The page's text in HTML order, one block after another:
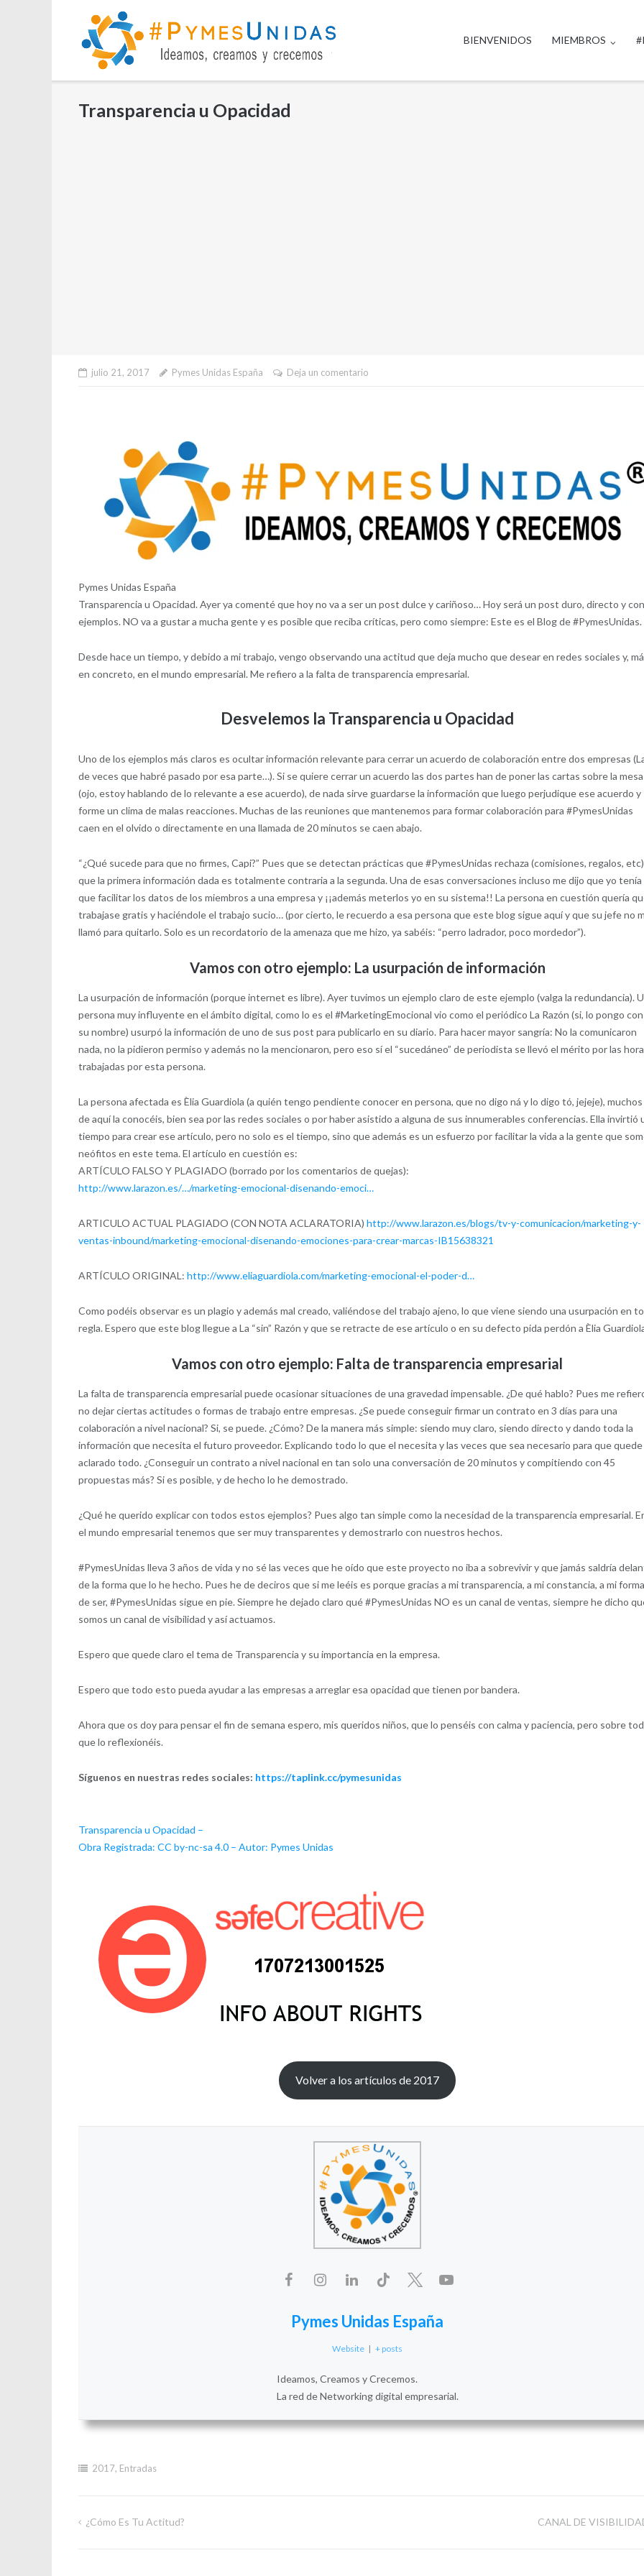
contenido
BIENVENIDOS MIEMBROS
Transparencia u Opacidad
julio 21, 2017 Pymes Unidas España Deja un comentario
Pymes Unidas España
Transparencia u Opacidad. Ayer ya comenté que hoy no va a ser un post dulce y cariñoso… Hoy será un post duro, directo y
ejemplos. NO va a gustar a mucha gente y es posible que reciba críticas, pero como siempre: Este es el Blog de #PymesUnidas.
Desde hace un tiempo, y debido a mi trabajo, vengo observando una actitud que deja mucho que desear en redes sociales y,
en concreto, en el mundo empresarial. Me refiero a la falta de transparencia empresarial.
Desvelemos la Transparencia u Opacidad
Uno de los ejemplos más claros es ocultar información relevante para cerrar un acuerdo de colaboración entre dos empresas
de veces que habré pasado por esa parte…). Si se quiere cerrar un acuerdo las dos partes han de poner las cartas sobre la mesa
(ojo, estoy hablando de lo relevante a ese acuerdo), de nada sirve guardarse la información que luego perjudique ese acuerdo y
forme un clima de malas reacciones. Muchas de las reuniones que mantenemos para formar colaboración para #PymesUnidas
caen en el olvido o directamente en una llamada de 20 minutos se caen abajo.
“¿Qué sucede para que no firmes, Capi?” Pues que se detectan prácticas que #PymesUnidas rechaza (comisiones, regalos,
que la primera información dada es totalmente contraria a la segunda. Una de esas conversaciones incluso me dijo que yo tenía
que facilitar los datos de los miembros a una empresa y ¡¡además meterlos yo en su sistema!! La persona en cuestión quería
trabajase gratis y haciéndole el trabajo sucio… (por cierto, le recuerdo a esa persona que este blog sigue aquí y que su jefe no
llamó para quitarlo. Solo es un recordatorio de la amenaza que me hizo, ya sabéis: “perro ladrador, poco mordedor”).
Vamos con otro ejemplo: La usurpación de información
La usurpación de información (porque internet es libre). Ayer tuvimos un ejemplo claro de este ejemplo (valga la redundancia).
persona muy influyente en el ámbito digital, como lo es el #MarketingEmocional vio como el periódico La Razón (si, lo pongo con
su nombre) usurpó la información de uno de sus post para publicarlo en su diario. Para hacer mayor sangría: No la comunicaron
nada, no la pidieron permiso y además no la mencionaron, pero eso sí el “sucedáneo” de periodista se llevó el mérito por las
trabajadas por esta persona.
La persona afectada es Èlia Guardiola (a quién tengo pendiente conocer en persona, que no digo ná y lo digo tó, jejeje), muchos
de aquí la conocéis, bien sea por las redes sociales o por haber asistido a alguna de sus innumerables conferencias. Ella invirtió
tiempo para crear ese artículo, pero no solo es el tiempo, sino que además es un esfuerzo por facilitar la vida a la gente que
neófitos en este tema. El artículo en cuestión es:
ARTÍCULO FALSO Y PLAGIADO (borrado por los comentarios de quejas):
http://www.larazon.es/…/marketing-emocional-disenando-emoci…
ARTICULO ACTUAL PLAGIADO (CON NOTA ACLARATORIA)http://www.larazon.es/blogs/tv-y-comunicacion/marketing-y-
ventas-inbound/marketing-emocional-disenando-emociones-para-crear-marcas-IB15638321
ARTÍCULO ORIGINAL:http://www.eliaguardiola.com/marketing-emocional-el-poder-d…
Como podéis observar es un plagio y además mal creado, valiéndose del trabajo ajeno, lo que viene siendo una usurpación en
regla. Espero que este blog llegue a La “sin” Razón y que se retracte de ese artículo o en su defecto pida perdón a Èlia
Vamos con otro ejemplo: Falta de transparencia empresarial
La falta de transparencia empresarial puede ocasionar situaciones de una gravedad impensable. ¿De qué hablo? Pues me
no dejar ciertas actitudes o formas de trabajo entre empresas. ¿Se puede conseguir firmar un contrato en 3 días para una
colaboración a nivel nacional? Si, se puede. ¿Cómo? De la manera más simple: siendo muy claro, siendo directo y dando toda la
información que necesita el futuro proveedor. Explicando todo lo que el necesita y las veces que sea necesario para que quede
aclarado todo. ¿Conseguir un contrato a nivel nacional en tan solo una conversación de 20 minutos y compitiendo con 45
propuestas más? Si es posible, y de hecho lo he demostrado.
¿Qué he querido explicar con todos estos ejemplos? Pues algo tan simple como la necesidad de la transparencia empresarial.
el mundo empresarial tenemos que ser muy transparentes y demostrarlo con nuestros hechos.
#PymesUnidas lleva 3 años de vida y no sé las veces que he oído que este proyecto no iba a sobrevivir y que jamás saldría
de la forma que lo he hecho. Pues he de deciros que si me leéis es porque gracias a mi transparencia, a mi constancia, a mi
de ser, #PymesUnidas sigue en pie. Siempre he dejado claro qué #PymesUnidas NO es un canal de ventas, siempre he dicho
somos un canal de visibilidad y así actuamos.
Espero que quede claro el tema de Transparencia y su importancia en la empresa.
Espero que todo esto pueda ayudar a las empresas a arreglar esa opacidad que tienen por bandera.
Ahora que os doy para pensar el fin de semana espero, mis queridos niños, que lo penséis con calma y paciencia, pero sobre
que lo reflexionéis.
Síguenos en nuestras redes sociales: https://taplink.cc/pymesunidas
Transparencia u Opacidad –
Obra Registrada: CC by-nc-sa 4.0 – Autor: Pymes Unidas
Volver a los artículos de 2017
Pymes Unidas España
Website | + posts
Ideamos, Creamos y Crecemos.
La red de Networking digital empresarial.
2017, Entradas
Navegación
¿Cómo Es Tu Actitud? CANAL DE